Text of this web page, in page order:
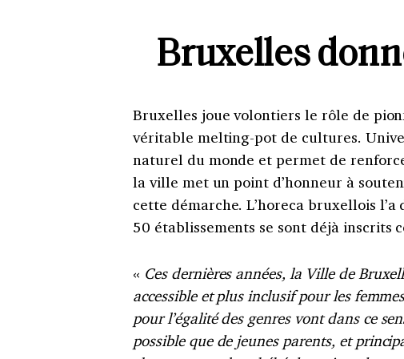
Bruxelles
Bruxelles joue volontiers le rôle de
véritable melting-pot de cultures.
naturel du monde et permet de
la ville met un point d’honneur à
cette démarche. L’horeca bruxellois
50 établissements se sont déjà inscrits
« Ces dernières années, la Ville de
accessible et plus inclusif pour les
pour l’égalité des genres vont dans ce
possible que de jeunes parents, et